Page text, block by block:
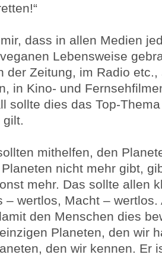
dass in allen Medien
Lebensweise
der Zeitung, im Radio etc.,
in Kino- und
sollte dies das Top-
gilt.
mithelfen, den
nicht mehr gibt,
mehr. Das sollte allen
– wertlos, Macht – wertlos.
den Menschen dies
Planeten, den wir
den wir kennen. Er